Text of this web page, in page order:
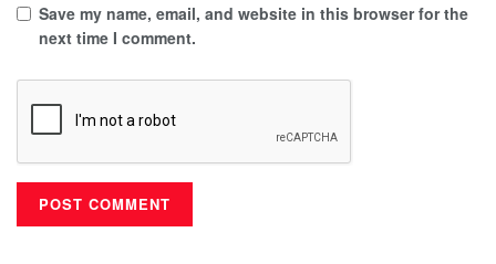
Save my name, email, and website in this browser for the
next time I comment.